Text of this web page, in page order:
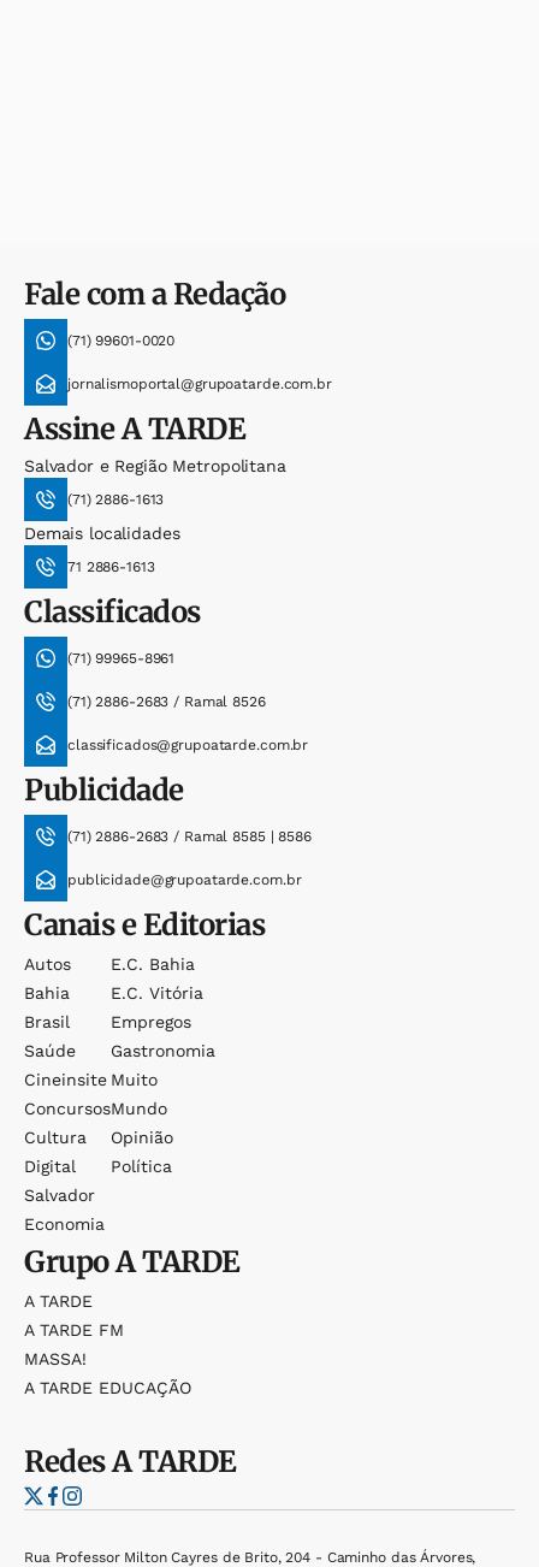
Fale com a Redação
(71) 99601-0020
jornalismoportal@grupoatarde.com.br
AssineA TARDE
Salvador e Região Metropolitana
(71) 2886-1613
Demais localidades
71 2886-1613
Classificados
(71) 99965-8961
(71) 2886-2683 / Ramal 8526
classificados@grupoatarde.com.br
Publicidade
(71) 2886-2683 / Ramal 8585 | 8586
publicidade@grupoatarde.com.br
Canais e Editorias
Autos
Bahia
Brasil
Saúde
Cineinsite
Concursos
Cultura
Digital
Salvador
Economia
E.c. Bahia
E.c. Vitória
Empregos
Gastronomia
Muito
Mundo
Opinião
Política
GrupoA TARDE
A TARDE
A TARDE FM
MASSA!
A TARDE EDUCAÇÃO
RedesA TARDE
Rua Professor Milton Cayres de Brito, 204 - Caminho das Árvores,